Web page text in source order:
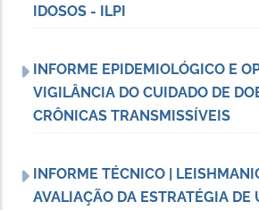
IDOSOS - ILPI
INFORME EPIDEMIOLÓGICO E
VIGILÂNCIA DO CUIDADO DE
CRÔNICAS TRANSMISSÍVEIS
INFORME TÉCNICO |
AVALIAÇÃO DA ESTRATÉGIA DE